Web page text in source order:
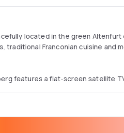
located in the green
traditional Franconian cuisine and
features a flat-screen satellite